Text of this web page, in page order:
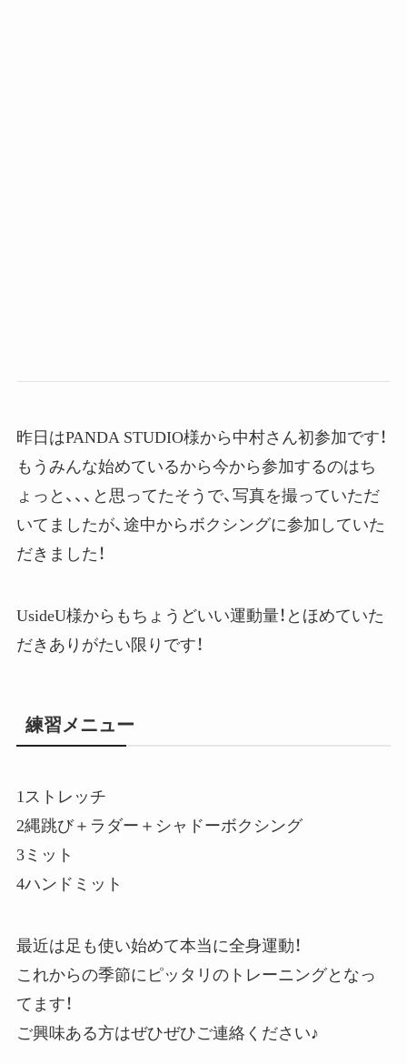
昨日はPANDA STUDIO様から中村さん初参加です！
もうみんな始めているから今から参加するのはち
ょっと、、、と思ってたそうで、写真を撮っていただ
いてましたが、途中からボクシングに参加していた
だきました！
UsideU様からもちょうどいい運動量！とほめていた
だきありがたい限りです！
練習メニュー
1ストレッチ
2縄跳び＋ラダー＋シャドーボクシング
3ミット
4ハンドミット
最近は足も使い始めて本当に全身運動！
これからの季節にピッタリのトレーニングとなっ
てます！
ご興味ある方はぜひぜひご連絡ください♪